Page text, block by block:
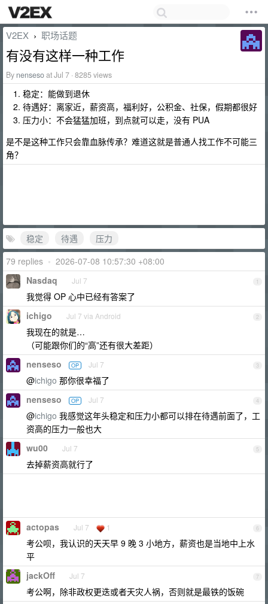
V2EX › 职场话题
有没有这样一种工作
By nensesoat Jul 7 · 8285 views
稳定：能做到退休
待遇好：离家近，薪资高，福利好，公积金、社保，假期都很好
压力小：不会猛猛加班，到点就可以走，没有 PUA
是不是这种工作只会靠血脉传承？难道这就是普通人找工作不可能三
角？
稳定 待遇
压力
79 replies • 2026-07-08 10:57:30 +08:00
1
Nasdaq Jul 7
我觉得 OP 心中已经有答案了
2
ichigo Jul 7 via Android
我现在的就是…
（可能跟你们的“高”还有很大差距）
3
nenseso OP Jul 7
@ichigo 那你很幸福了
4
nenseso OP Jul 7
@ichigo 我感觉这年头稳定和压力小都可以排在待遇前面了，工
资高的压力一般也大
5
wu00 Jul 7
去掉薪资高就行了
6
actopas Jul 7 1
考公呗，我认识的天天早 9 晚 3 小地方，薪资也是当地中上水
平
7
jackOff Jul 7
考公啊，除非政权更迭或者天灾人祸，否则就是最铁的饭碗